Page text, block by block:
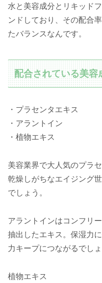
水と美容成分とリキッド
ンドしており、その配合
たバランスなんです。
配合されている美容
・プラセンタエキス
・アラントイン
・植物エキス
美容業界で大人気のプラ
乾燥しがちなエイジング
でしょう。
アラントインはコンフリ
抽出したエキス。保湿力
力キープにつながるでしょ
植物エキス